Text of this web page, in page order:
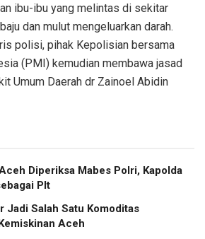
ibu-ibu yang melintas di sekitar
dan mulut mengeluarkan darah.
polisi, pihak Kepolisian bersama
(PMI) kemudian membawa jasad
Umum Daerah dr Zainoel Abidin
Diperiksa Mabes Polri, Kapolda
Plt
Jadi Salah Satu Komoditas
Aceh